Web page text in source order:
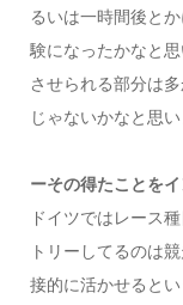
るいは一時間後と
験になったかなと
させられる部分は
じゃないかなと思い
ーその得たことを
ドイツではレース
トリーしてるのは
接的に活かせると